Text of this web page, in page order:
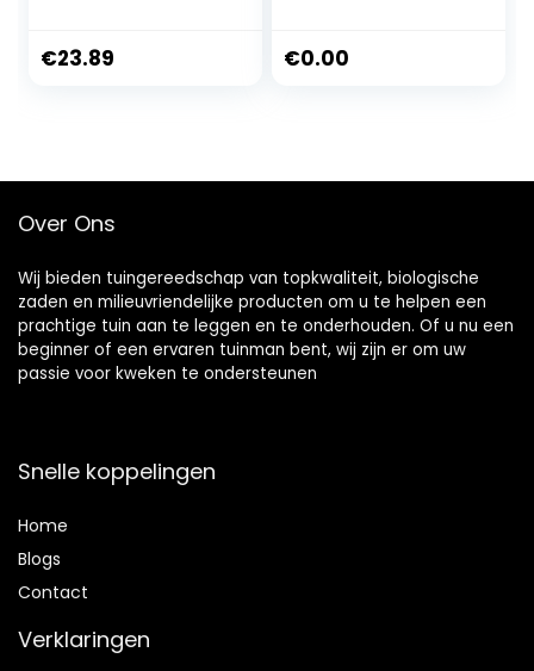
automatische
€23.89
met adapter voor
verdeler
€0.00
Over Ons
Wij bieden tuingereedschap van topkwaliteit, biologische
zaden en milieuvriendelijke producten om u te helpen een
prachtige tuin aan te leggen en te onderhouden. Of u nu een
beginner of een ervaren tuinman bent, wij zijn er om uw
passie voor kweken te ondersteunen
Snelle koppelingen
Home
Blogs
Contact
Verklaringen